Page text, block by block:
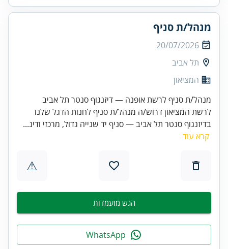
מנהל/ת סניף
20/07/2026
תל אביב
המציאון
מנהל/ת סניף לרשת אופנה — דיזנגוף סנטר תל אביב
לרשת המציאון דרוש/ה מנהל/ת סניף לחנות הדגל שלנו
בדיזנגוף סנטר תל אביב — סניף יד שנייה גדול, מרכזי ודינ...
קרא עוד
⚠
הגש מועמדות